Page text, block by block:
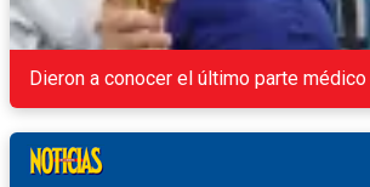
Dieron a conocer el último parte